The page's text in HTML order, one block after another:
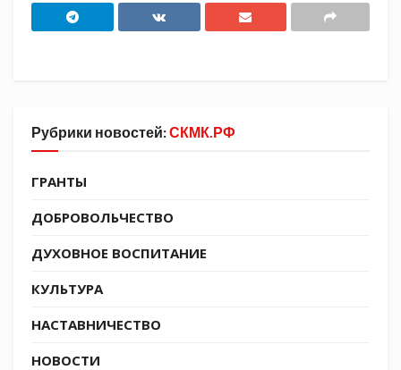
Трудится тоже не забывают. Прополоть
Рубрики новостей:СКМК.РФ
ГРАНТЫ
ДОБРОВОЛЬЧЕСТВО
ДУХОВНОЕ ВОСПИТАНИЕ
КУЛЬТУРА
НАСТАВНИЧЕСТВО
НОВОСТИ